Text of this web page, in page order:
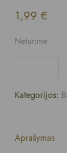
1,99 €
Neturime
Kategorijos:
Aprašymas